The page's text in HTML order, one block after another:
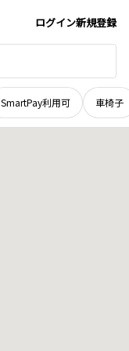
ログイン新規登録
SmartPay利用可 車椅子